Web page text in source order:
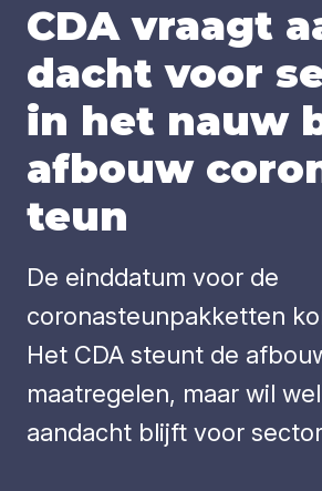
CDAvraagt
dacht voor
in het nauw
afbouw
teun
De einddatum voor de
coronasteunpakketten
Het CDA steunt de
maatregelen, maar wil
aandacht blijft voor